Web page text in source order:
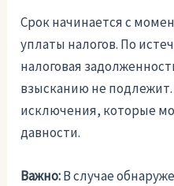
Срок начинается с
уплаты налогов. По
налоговая
взысканию не
исключения, которые
давности.
Важно:В случае